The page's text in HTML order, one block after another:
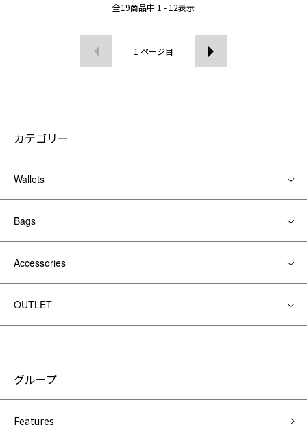
全19商品中 1 - 12表示
1 ページ目
カテゴリー
Wallets
Bags
Accessories
OUTLET
グループ
Features